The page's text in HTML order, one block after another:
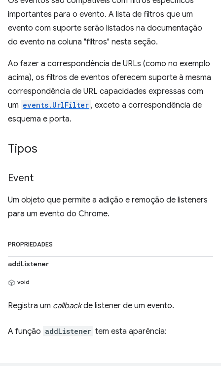
importantes para o evento. A lista de filtros que um
evento com suporte serão listados na documentação
do evento na coluna "filtros" nesta seção.
Ao fazer a correspondência de URLs (como no exemplo
acima), os filtros de eventos oferecem suporte à mesma
correspondência de URL capacidades expressas com
um events.UrlFilter , exceto a correspondência de
esquema e porta.
Tipos
Event
Um objeto que permite a adição e remoção de listeners
para um evento do Chrome.
PROPRIEDADES
addListener
void
Registra um callbackde listener de um evento.
A função addListener tem esta aparência: